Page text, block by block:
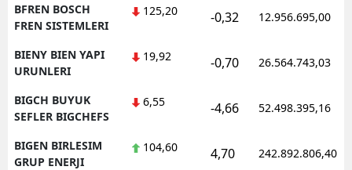
BFREN BOSCH
FREN SISTEMLERI
125,20 -0,32 12.956.695,00
BIENY BIEN YAPI
URUNLERI
19,92 -0,70 26.564.743,03
BIGCH BUYUK
SEFLER BIGCHEFS
6,55 -4,66 52.498.395,16
BIGEN BIRLESIM
GRUP ENERJI
104,60 4,70 242.892.806,40